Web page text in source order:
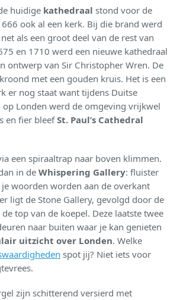
huidige kathedraal stond voor de
ook al een kerk. Bij die brand werd
als een groot deel van de rest van
en 1710 werd een nieuwe kathedraal
ontwerp van Sir Christopher Wren. De
met een gouden kruis. Het is een
er nog staat want tijdens Duitse
Londen werd de omgeving vrijkwel
en fier bleefSt. Paul’s Cathedral
een spiraaltrap naar boven klimmen.
in de Whispering Gallery: fluister
woorden worden aan de overkant
ligt de Stone Gallery, gevolgd door de
top van de koepel. Deze laatste twee
naar buiten waar je kan genieten
uitzicht over Londen. Welke
spot jij? Niet iets voor
zijn schitterend versierd met